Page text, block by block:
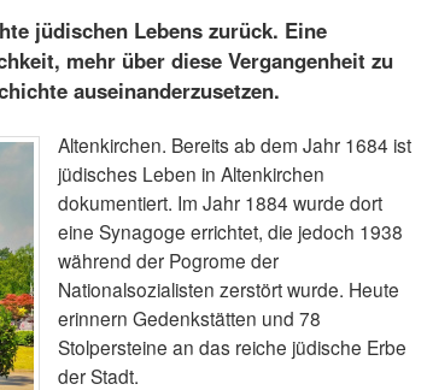
jüdischen Lebens zurück. Eine
mehr über diese Vergangenheit zu
auseinanderzusetzen.
Altenkirchen. Bereits ab dem Jahr 1684 ist
jüdisches Leben in Altenkirchen
dokumentiert. Im Jahr 1884 wurde dort
eine Synagoge errichtet, die jedoch 1938
während der Pogrome der
Nationalsozialisten zerstört wurde. Heute
erinnern Gedenkstätten und 78
Stolpersteine an das reiche jüdische Erbe
der Stadt.